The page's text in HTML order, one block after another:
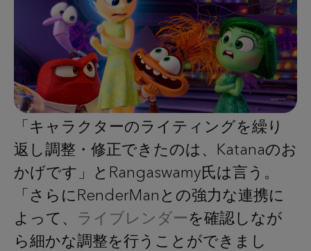
「キャラクターのライティングを繰り
返し調整・修正できたのは、Katanaのお
かげです」とRangaswamy氏は言う。
「さらにRenderManとの強力な連携に
よって、 ライブレンダーを確認しなが
ら細かな調整を行うことができまし